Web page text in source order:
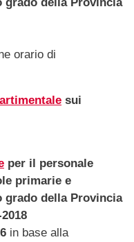
orario di
sui
per il personale
primarie e
grado della Provincia
in base alla